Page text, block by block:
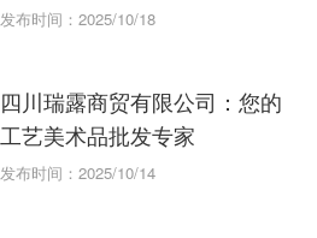
发布时间：2025/10/18
四川瑞露商贸有限公司：您的
工艺美术品批发专家
发布时间：2025/10/14